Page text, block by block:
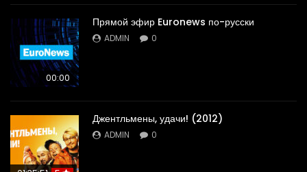
00:00
Прямой эфир Euronews по-русски
ADMIN 0
Джентльмены, удачи! (2012)
ADMIN 0